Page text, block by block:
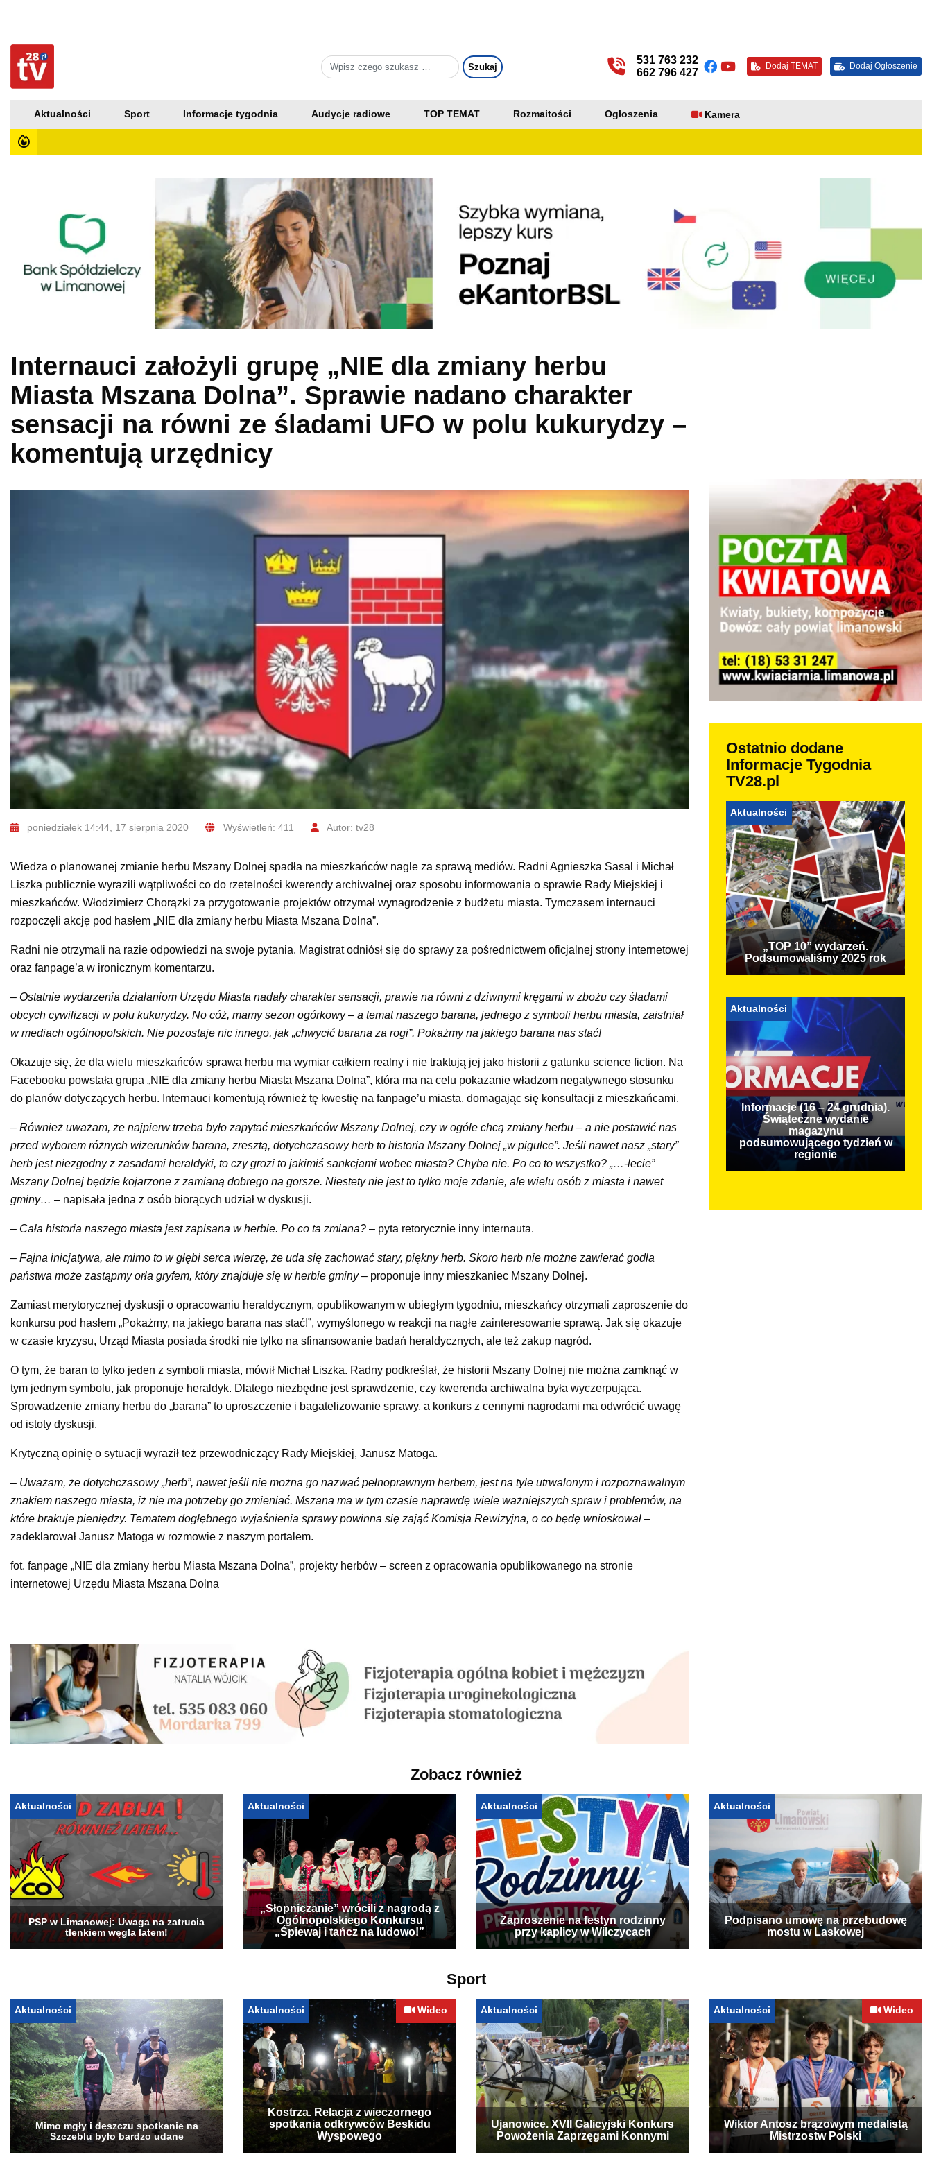
531 763 232
662 796 427
Dodaj TEMAT Dodaj Ogłoszenie
Aktualności Sport Informacje tygodnia Audycje radiowe TOP TEMAT Rozmaitości Ogłoszenia Kamera
Internauci założyli grupę „NIE dla zmiany herbu
Miasta Mszana Dolna”. Sprawie nadano charakter
sensacji na równi ze śladami UFO w polu kukurydzy –
komentują urzędnicy
poniedziałek 14:44, 17 sierpnia 2020 Wyświetleń: 411 Autor: tv28
Wiedza o planowanej zmianie herbu Mszany Dolnej spadła na mieszkańców nagle za sprawą mediów. Radni Agnieszka Sasal i Michał
Liszka publicznie wyrazili wątpliwości co do rzetelności kwerendy archiwalnej oraz sposobu informowania o sprawie Rady Miejskiej i
mieszkańców. Włodzimierz Chorązki za przygotowanie projektów otrzymał wynagrodzenie z budżetu miasta. Tymczasem internauci
rozpoczęli akcję pod hasłem „NIE dla zmiany herbu Miasta Mszana Dolna”.
Radni nie otrzymali na razie odpowiedzi na swoje pytania. Magistrat odniósł się do sprawy za pośrednictwem oficjalnej strony internetowej
oraz fanpage’a w ironicznym komentarzu.
– Ostatnie wydarzenia działaniom Urzędu Miasta nadały charakter sensacji, prawie na równi z dziwnymi kręgami w zbożu czy śladami
obcych cywilizacji w polu kukurydzy. No cóż, mamy sezon ogórkowy – a temat naszego barana, jednego z symboli herbu miasta, zaistniał
w mediach ogólnopolskich. Nie pozostaje nic innego, jak „chwycić barana za rogi”. Pokażmy na jakiego barana nas stać!
Okazuje się, że dla wielu mieszkańców sprawa herbu ma wymiar całkiem realny i nie traktują jej jako historii z gatunku science fiction. Na
Facebooku powstała grupa „NIE dla zmiany herbu Miasta Mszana Dolna”, która ma na celu pokazanie władzom negatywnego stosunku
do planów dotyczących herbu. Internauci komentują również tę kwestię na fanpage’u miasta, domagając się konsultacji z mieszkańcami.
– Również uważam, że najpierw trzeba było zapytać mieszkańców Mszany Dolnej, czy w ogóle chcą zmiany herbu – a nie postawić nas
przed wyborem różnych wizerunków barana, zresztą, dotychczasowy herb to historia Mszany Dolnej „w pigułce”. Jeśli nawet nasz „stary”
herb jest niezgodny z zasadami heraldyki, to czy grozi to jakimiś sankcjami wobec miasta? Chyba nie. Po co to wszystko? „…-lecie”
Mszany Dolnej będzie kojarzone z zamianą dobrego na gorsze. Niestety nie jest to tylko moje zdanie, ale wielu osób z miasta i nawet
gminy… – napisała jedna z osób biorących udział w dyskusji.
– Cała historia naszego miasta jest zapisana w herbie. Po co ta zmiana? – pyta retorycznie inny internauta.
– Fajna inicjatywa, ale mimo to w głębi serca wierzę, że uda się zachować stary, piękny herb. Skoro herb nie możne zawierać godła
państwa może zastąpmy orła gryfem, który znajduje się w herbie gminy– proponuje inny mieszkaniec Mszany Dolnej.
Zamiast merytorycznej dyskusji o opracowaniu heraldycznym, opublikowanym w ubiegłym tygodniu, mieszkańcy otrzymali zaproszenie do
konkursu pod hasłem „Pokażmy, na jakiego barana nas stać!”, wymyślonego w reakcji na nagłe zainteresowanie sprawą. Jak się okazuje
w czasie kryzysu, Urząd Miasta posiada środki nie tylko na sfinansowanie badań heraldycznych, ale też zakup nagród.
O tym, że baran to tylko jeden z symboli miasta, mówił Michał Liszka. Radny podkreślał, że historii Mszany Dolnej nie można zamknąć w
tym jednym symbolu, jak proponuje heraldyk. Dlatego niezbędne jest sprawdzenie, czy kwerenda archiwalna była wyczerpująca.
Sprowadzenie zmiany herbu do „barana” to uproszczenie i bagatelizowanie sprawy, a konkurs z cennymi nagrodami ma odwrócić uwagę
od istoty dyskusji.
Krytyczną opinię o sytuacji wyraził też przewodniczący Rady Miejskiej, Janusz Matoga.
– Uważam, że dotychczasowy „herb”, nawet jeśli nie można go nazwać pełnoprawnym herbem, jest na tyle utrwalonym i rozpoznawalnym
znakiem naszego miasta, iż nie ma potrzeby go zmieniać. Mszana ma w tym czasie naprawdę wiele ważniejszych spraw i problemów, na
które brakuje pieniędzy. Tematem dogłębnego wyjaśnienia sprawy powinna się zająć Komisja Rewizyjna, o co będę wnioskował –
zadeklarował Janusz Matoga w rozmowie z naszym portalem.
fot. fanpage „NIE dla zmiany herbu Miasta Mszana Dolna”, projekty herbów – screen z opracowania opublikowanego na stronie
internetowej Urzędu Miasta Mszana Dolna
Ostatnio dodane
Informacje Tygodnia
TV28.pl
Aktualności
„TOP 10” wydarzeń.
Podsumowaliśmy 2025 rok
Aktualności
Informacje (16 – 24 grudnia).
Świąteczne wydanie
magazynu
podsumowującego tydzień w
regionie
Zobacz również
Aktualności
PSP w Limanowej: Uwaga na zatrucia
tlenkiem węgla latem!
Aktualności
„Słopniczanie” wrócili z nagrodą z
Ogólnopolskiego Konkursu
„Śpiewaj i tańcz na ludowo!”
Aktualności
Zaproszenie na festyn rodzinny
przy kaplicy w Wilczycach
Aktualności
Podpisano umowę na przebudowę
mostu w Laskowej
Sport
Aktualności
Mimo mgły i deszczu spotkanie na
Szczeblu było bardzo udane
Aktualności Wideo
Kostrza. Relacja z wieczornego
spotkania odkrywców Beskidu
Wyspowego
Aktualności
Ujanowice. XVII Galicyjski Konkurs
Powożenia Zaprzęgami Konnymi
Aktualności Wideo
Wiktor Antosz brązowym medalistą
Mistrzostw Polski